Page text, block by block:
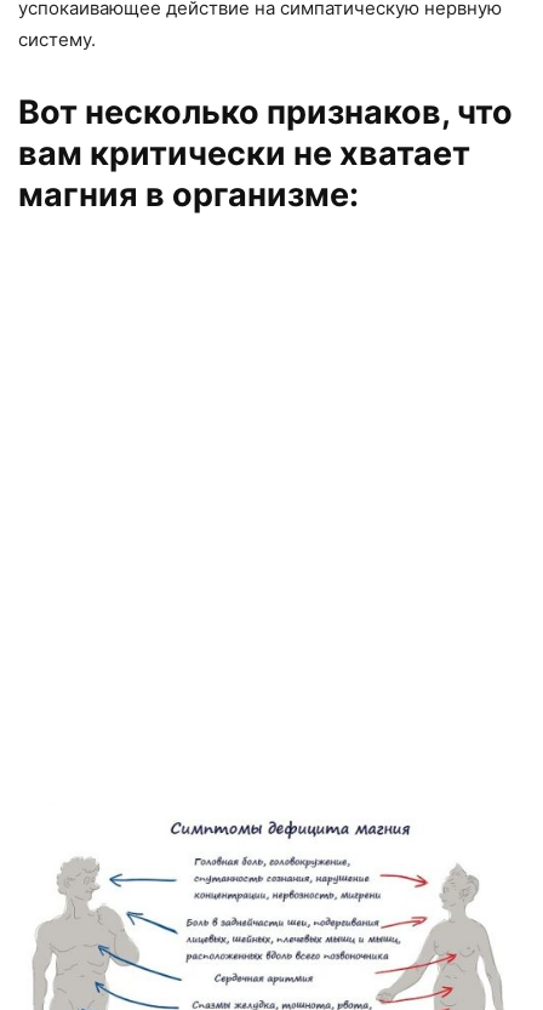
успокаивающее действие на симпатическую нервную
систему.
Вот несколько признаков, что
вам критически не хватает
магния в организме: